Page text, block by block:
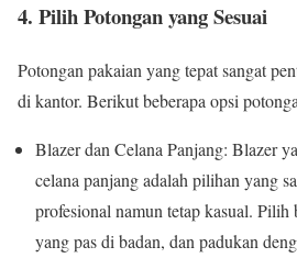
4. Pilih Potongan yang Sesuai
Potongan pakaian yang tepat sangat
di kantor. Berikut beberapa opsi
Blazer dan Celana Panjang: Blazer
celana panjang adalah pilihan yang
profesional namun tetap kasual. Pilih
yang pas di badan, dan padukan